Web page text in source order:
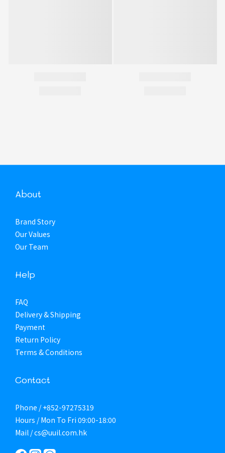
About
Brand Story
Our Values
Our Team
Help
FAQ
Delivery & Shipping
Payment
Return Policy
Terms & Conditions
Contact
Phone / +852-97275319
Hours / Mon To Fri 09:00-18:00
Mail / cs@uuil.com.hk